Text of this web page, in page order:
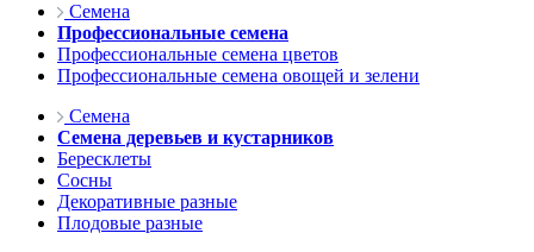
Семена
Профессиональные семена
Профессиональные семена цветов
Профессиональные семена овощей и зелени
Семена
Семена деревьев и кустарников
Бересклеты
Сосны
Декоративные разные
Плодовые разные